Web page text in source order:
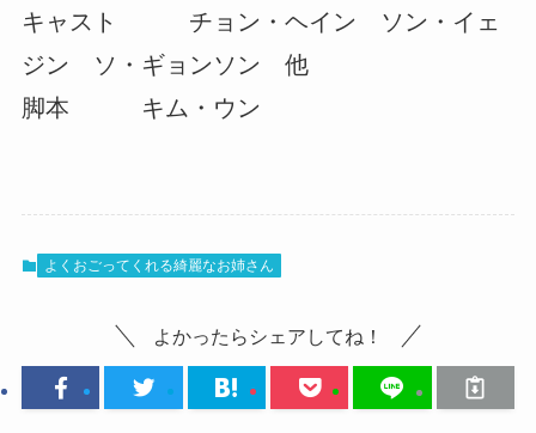
キャスト チョン・ヘイン ソン・イェ
ジン ソ・ギョンソン 他
脚本 キム・ウン
よくおごってくれる綺麗なお姉さん
よかったらシェアしてね！